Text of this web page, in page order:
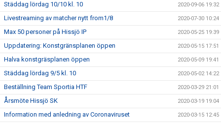
Städdag lördag 10/10 kl. 10 2020-09-06 19:32
Livestreaming av matcher nytt from1/8 2020-07-30 10:24
Max 50 personer på Hissjö IP 2020-05-25 19:39
Uppdatering: Konstgränsplanen öppen 2020-05-15 17:51
Halva konstgräsplanen öppen 2020-05-09 19:41
Städdag lördag 9/5 kl. 10 2020-05-02 14:22
Beställning Team Sportia HTF 2020-03-29 21:01
Årsmöte Hissjö SK 2020-03-19 19:04
Information med anledning av Coronaviruset 2020-03-15 12:45